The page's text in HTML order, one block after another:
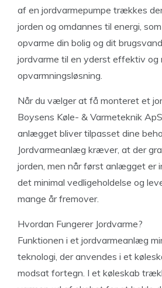
af en jordvarmepumpe trækkes
jorden og omdannes til energi,
opvarme din bolig og dit
jordvarme til en yderst effektiv og
opvarmningsløsning.
Når du vælger at få monteret et
Boysens Køle- & Varmeteknik
anlægget bliver tilpasset dine
Jordvarmeanlæg kræver, at der
jorden, men når først anlægget er
det minimal vedligeholdelse og
mange år fremover.
Hvordan Fungerer Jordvarme?
Funktionen i et jordvarmeanlæg
teknologi, der anvendes i et
modsat fortegn. I et køleskab